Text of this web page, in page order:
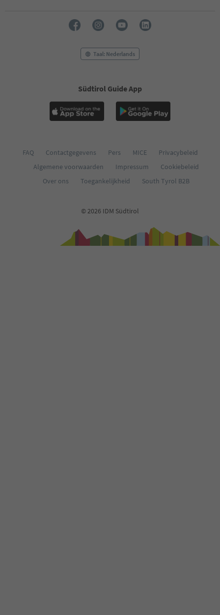
Taal: Nederlands
Südtirol Guide App
FAQ Contactgegevens Pers MICE
Privacybeleid
Algemene voorwaarden
Impressum
Cookiebeleid
Over ons
Toegankelijkheid South Tyrol B2B
© 2026 IDM Südtirol